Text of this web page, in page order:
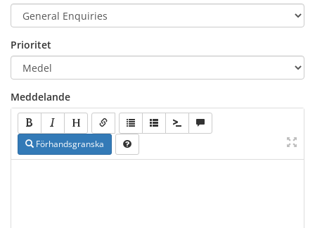
Prioritet
Meddelande
Förhandsgranska